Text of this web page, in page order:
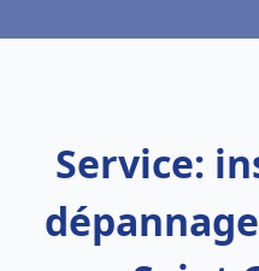
Service: